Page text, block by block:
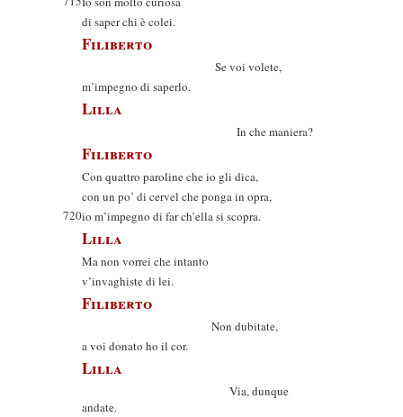
di saper chi è colei.
Filiberto
Se voi volete,
m’impegno di saperlo.
Lilla
In che maniera?
Filiberto
Con quattro paroline che io gli dica,
con un po’ di cervel che ponga in opra,
720io m’impegno di far ch’ella si scopra.
Lilla
Ma non vorrei che intanto
v’invaghiste di lei.
Filiberto
Non dubitate,
a voi donato ho il cor.
Lilla
Via, dunque
andate.